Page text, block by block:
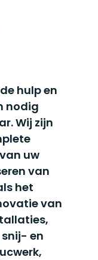
hulp en
nodig
Wij zijn
uw
van
het
van
en